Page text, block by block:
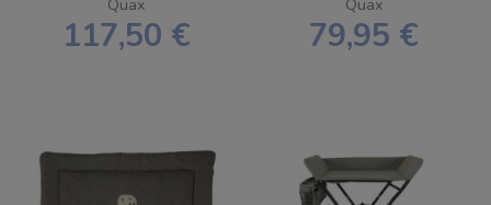
117,50 € 79,95 €